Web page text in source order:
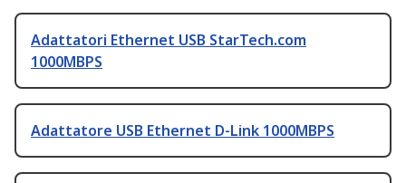
Adattatori Ethernet USB StarTech.com
1000MBPS
Adattatore USB Ethernet D-Link 1000MBPS